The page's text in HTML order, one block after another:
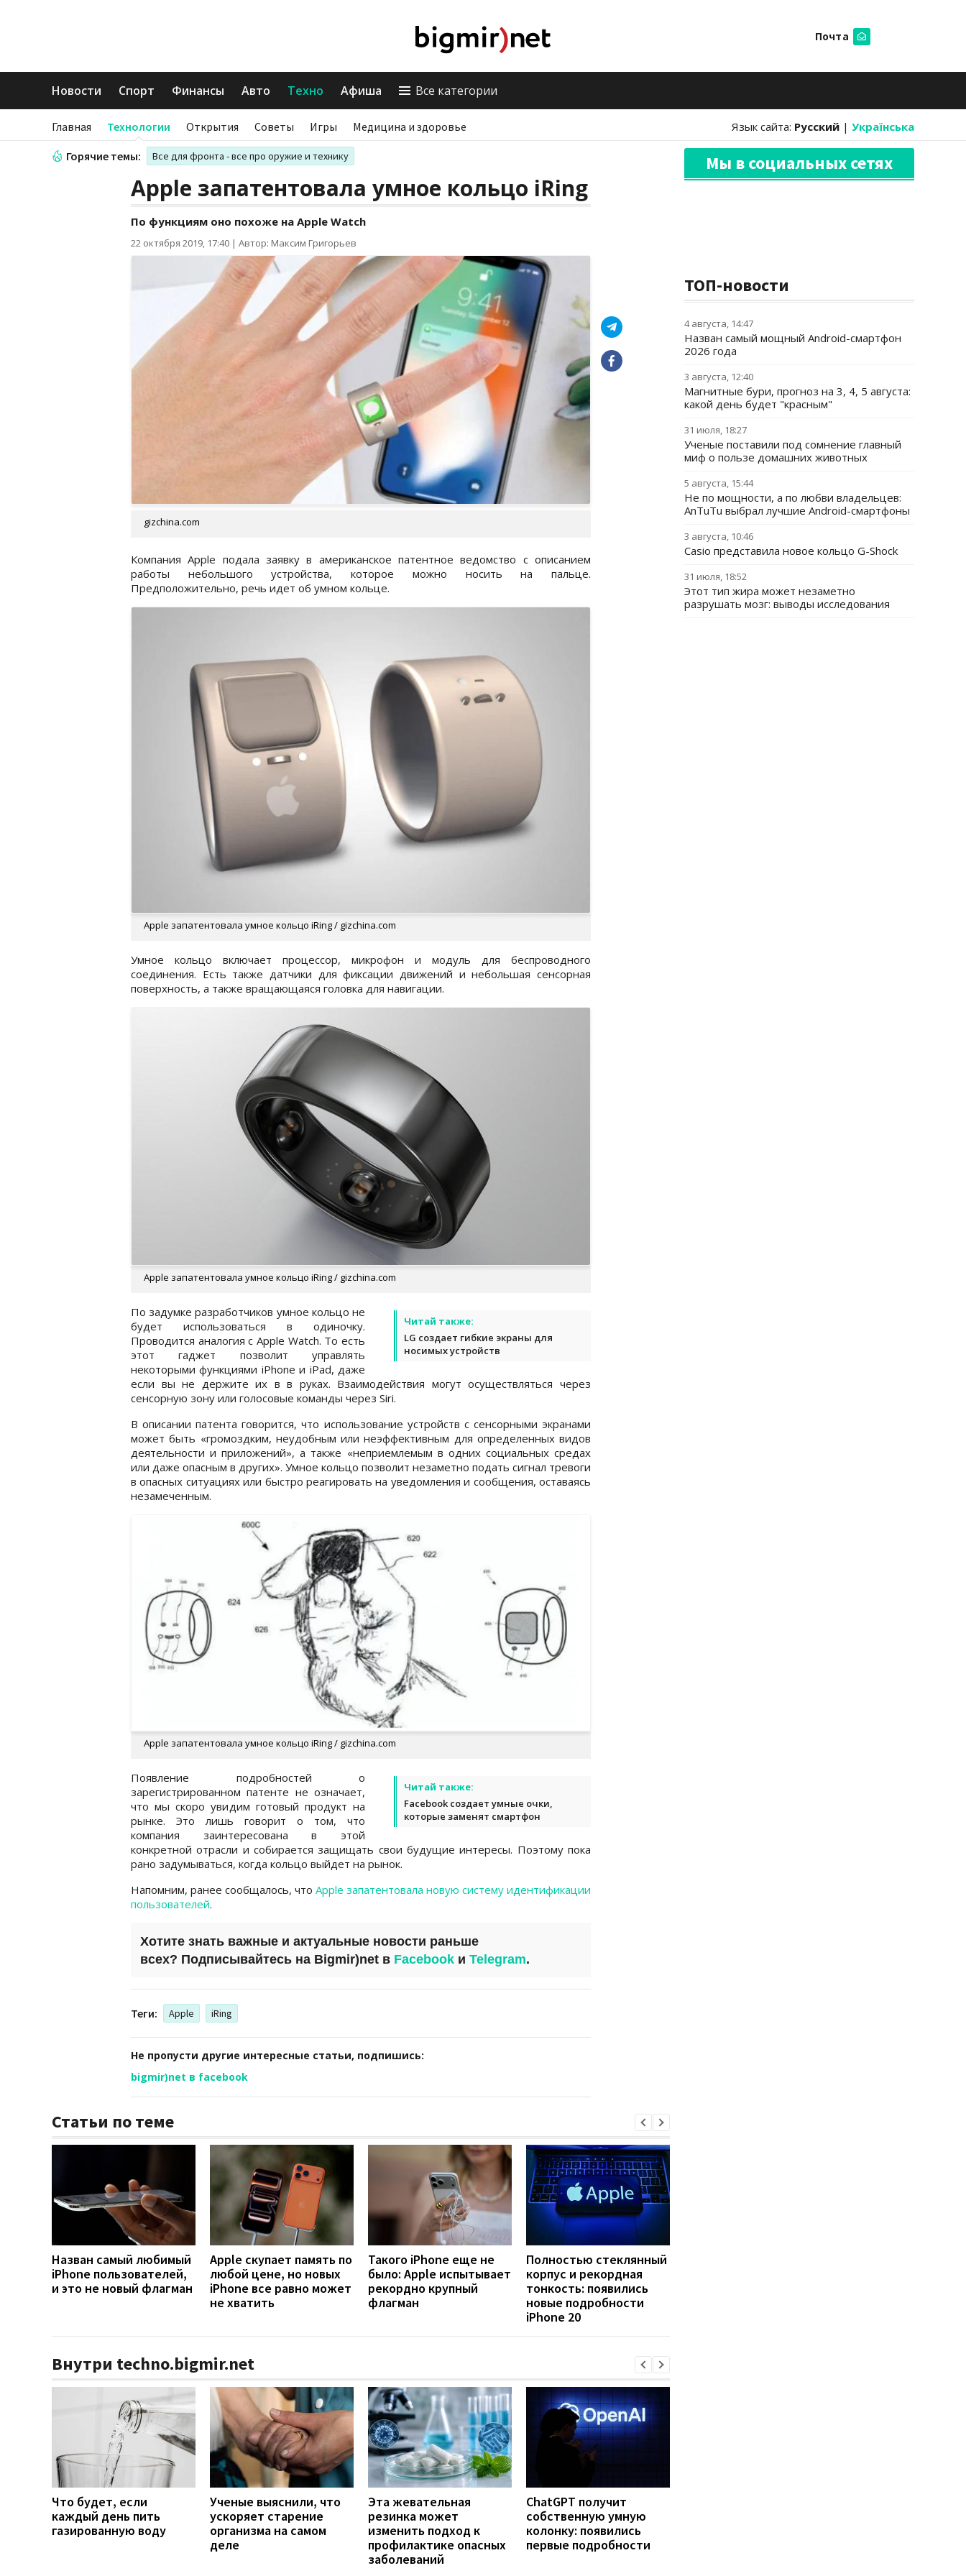
Почта
Новости Спорт Финансы Авто Техно Афиша Все категории
Главная Технологии Открытия Советы Игры Медицина и здоровье Язык сайта: Русский | Українська
Горячие темы: Все для фронта - все про оружие и технику
Apple запатентовала умное кольцо iRing
По функциям оно похоже на Apple Watch
22 октября 2019, 17:40 | Автор: Максим Григорьев
gizchina.com
Компания Apple подала заявку в американское патентное ведомство с описанием
работы небольшого устройства, которое можно носить на пальце.
Предположительно, речь идет об умном кольце.
Apple запатентовала умное кольцо iRing / gizchina.com
Умное кольцо включает процессор, микрофон и модуль для беспроводного
соединения. Есть также датчики для фиксации движений и небольшая сенсорная
поверхность, а также вращающаяся головка для навигации.
Apple запатентовала умное кольцо iRing / gizchina.com
Читай также:
LG создает гибкие экраны для
носимых устройств
По задумке разработчиков умное кольцо не
будет использоваться в одиночку.
Проводится аналогия с Apple Watch. То есть
этот гаджет позволит управлять
некоторыми функциями iPhone и iPad, даже
если вы не держите их в в руках. Взаимодействия могут осуществляться через
сенсорную зону или голосовые команды через Siri.
В описании патента говорится, что использование устройств с сенсорными экранами
может быть «громоздким, неудобным или неэффективным для определенных видов
деятельности и приложений», а также «неприемлемым в одних социальных средах
или даже опасным в других». Умное кольцо позволит незаметно подать сигнал тревоги
в опасных ситуациях или быстро реагировать на уведомления и сообщения, оставаясь
незамеченным.
Apple запатентовала умное кольцо iRing / gizchina.com
Читай также:
Facebook создает умные очки,
которые заменят смартфон
Появление подробностей о
зарегистрированном патенте не означает,
что мы скоро увидим готовый продукт на
рынке. Это лишь говорит о том, что
компания заинтересована в этой
конкретной отрасли и собирается защищать свои будущие интересы. Поэтому пока
рано задумываться, когда кольцо выйдет на рынок.
Напомним, ранее сообщалось, что Apple запатентовала новую систему идентификации
пользователей.
Хотите знать важные и актуальные новости раньше
всех? Подписывайтесь на Bigmir)net в Facebook и Telegram.
Теги: Apple iRing
Не пропусти другие интересные статьи, подпишись:
bigmir)net в facebook
Статьи по теме
Назван самый любимый
iPhone пользователей,
и это не новый флагман
Apple скупает память по
любой цене, но новых
iPhone все равно может
не хватить
Такого iPhone еще не
было: Apple испытывает
рекордно крупный
флагман
Полностью стеклянный
корпус и рекордная
тонкость: появились
новые подробности
iPhone 20
Внутри techno.bigmir.net
Что будет, если
каждый день пить
газированную воду
Ученые выяснили, что
ускоряет старение
организма на самом
деле
Эта жевательная
резинка может
изменить подход к
профилактике опасных
заболеваний
ChatGPT получит
собственную умную
колонку: появились
первые подробности
Мы в социальных сетях
ТОП-новости
4 августа, 14:47
Назван самый мощный Android-смартфон
2026 года
3 августа, 12:40
Магнитные бури, прогноз на 3, 4, 5 августа:
какой день будет "красным"
31 июля, 18:27
Ученые поставили под сомнение главный
миф о пользе домашних животных
5 августа, 15:44
Не по мощности, а по любви владельцев:
AnTuTu выбрал лучшие Android-смартфоны
3 августа, 10:46
Casio представила новое кольцо G-Shock
31 июля, 18:52
Этот тип жира может незаметно
разрушать мозг: выводы исследования